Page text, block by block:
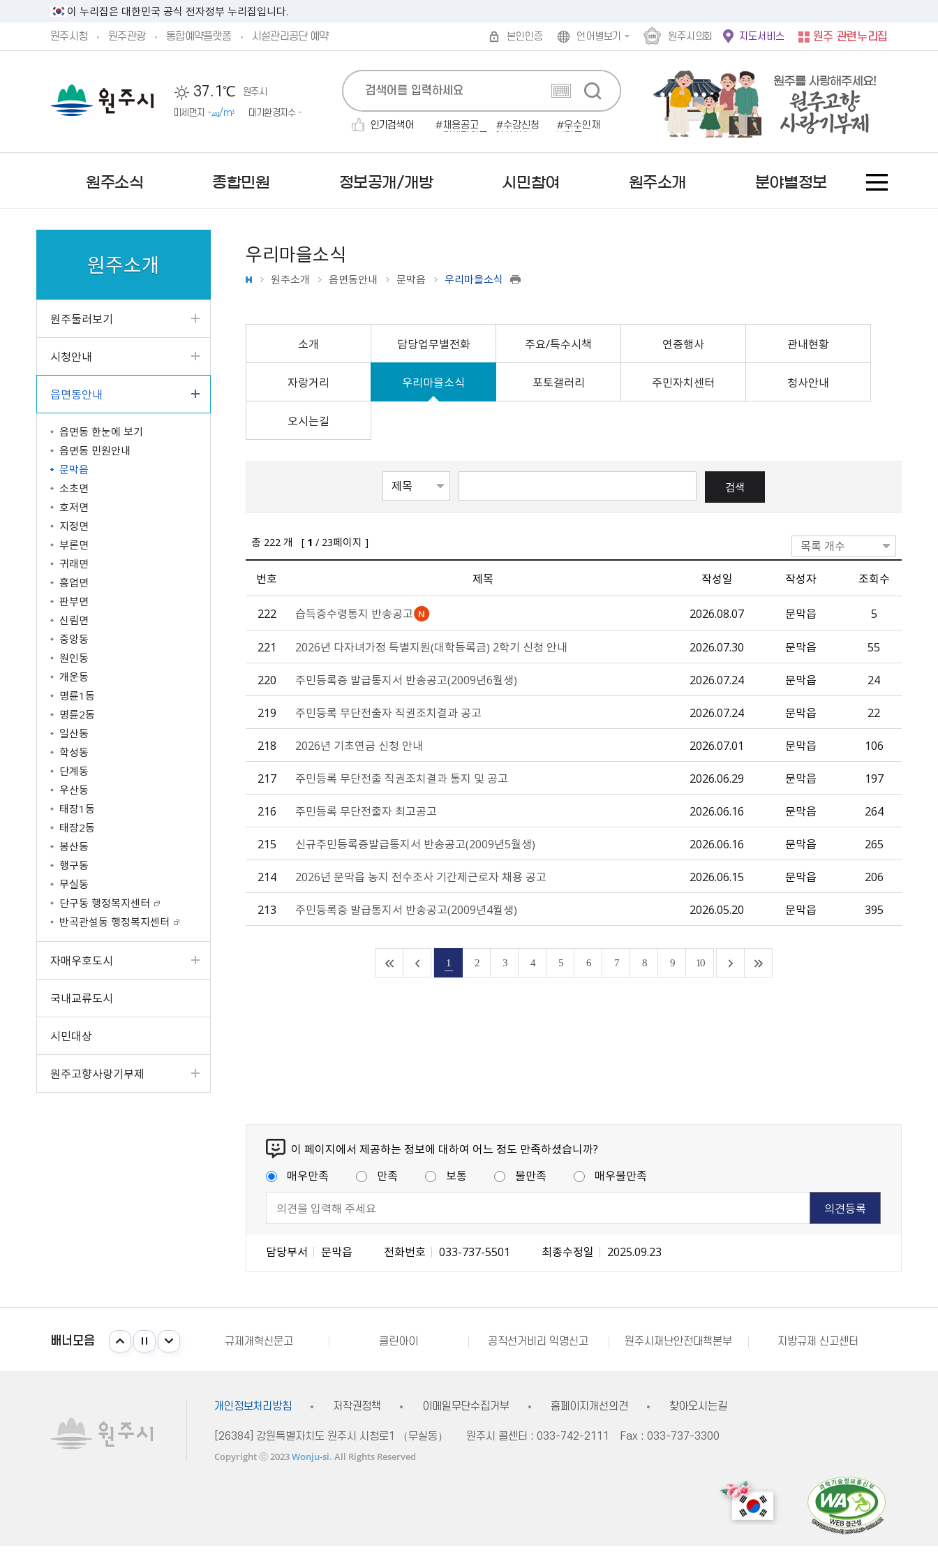
이 누리집은 대한민국 공식 전자정부 누리집입니다.
원주시청 원주관광 통합예약플랫폼 시설관리공단 예약 본인인증 언어별보기 원주시의회 지도서비스 원주 관련누리집
37.1℃
원주시
미세먼지 -㎍/m³ 대기환경지수 -
인기검색어 채용공고 수강신청
우수인재
원주소식
문화행사
읍면동 소식
반상회 소식지
공동주택 알림방
타기관 소식
원주시 공고
원주시 고시
분묘개장공고
공공기관 공고
타기관 공고/고시
보도자료
정례브리핑
시험계획 공고
최종합격자 및 임용등록 공
2022. 3.31. 이전 공고
원주시시보
종합민원
단구‧반곡관설 행정복지센
터
구술·전화 민원
사전심사청구제
문서24 안내
민원콜센터
행정정보공동이용 안내
민원조정위원회
민원상담 신청
무인민원발급
어디서나민원발급
민원편람/서식
2025 원주시 민원편람
2026 원주시 민원편람
여권의교부
외교부 여권안내
외교부 비자안내
여권접수 온라인 사전예약
마을세무사
AX)
납세자보호관제도
지방세 상담챗봇
자동차과태료납부（We
운영성과
정보공개/개방
시장직 인수위원회 활동보
고서
업무계획
주요성과
일반현황
인사발령/교류신청
조직운영정보
시정평가
인구현황/통계연보
행정심판 결과
행정서비스헌장
예산서 공개
예산안 공개
성인지예산서
결산현황
세입세출현황공개
지방재정공시
중기지방재정계획
기금운용계획
재정용어사전
발주계획
개찰공고
계약현황 공개
수의계약 현황공개
하도급계약현황
준공검사
감사결과/반부패청렴시책
공무국외출장보고서
공청회 개최결과
주요투자사업 추진결과
공용차량 운영현황
민간위탁평가결과
원문정보공개
정보목록공개
개인정보 이용·제3자제공
민원처리/행정처분
정부24
정책실명제
공공저작물 이용안내
공공저작물 자료실
공공데이터
공공데이터제공안내
시민참여
제안하기
공개제안
나의제안
우수제안사례
국민생각함
주민참여 예산 안내
제안하기
제안하기(2022년 4월 30
일 이전)
규제개혁안내
규제입증요청
부패·공익신고
소극행정신고센터
신고포상금
안전신문고
예산낭비신고
지방보조금 부정수급 신고
신고
설문조사
적극행정 우수사례
톡신청
원주시 청소년 꿈이룸 바우
처 가맹점 모집
외국어 검사기
원주소개
원주의 상징
원주의 인물
원주시 기본계획
혁신도시 공공청사
기구 및 조직
업무별 전화번호
찾아오시는길
읍면동 한눈에 보기
지정면
중앙동
원인동
개운동
일산동
태장2동
행구동
반곡관설동 행정복지센
터
미국 로아노크
중국 허페이
중국 옌타이
일본 이치카와
일본 히가시마츠야마
일본 미노
성남시
강남구
서울 서대문구
경기 김포시
후보자 공적 의견접수
원주고향사랑기부제
공지사항
명예의전당
기부금현황
답례품 현황
답례품 추천
분야별정보
원주소개
원주둘러보기
시청안내
읍면동안내
읍면동 한눈에 보기
읍면동 민원안내
문막읍
소초면
호저면
지정면
부론면
귀래면
흥업면
판부면
신림면
중앙동
원인동
개운동
명륜1동
명륜2동
일산동
학성동
단계동
우산동
태장1동
태장2동
봉산동
행구동
무실동
단구동 행정복지센터
반곡관설동 행정복지센터
자매우호도시
국내교류도시
시민대상
원주고향사랑기부제
우리마을소식
원주소개 읍면동안내 문막읍 우리마을소식
소개 담당업무별전화 주요/특수시책 연중행사 관내현황
자랑거리 우리마을소식 포토갤러리 주민자치센터 청사안내
오시는길
총 222개 [ 1 / 23페이지 ]
목록 개수
번호
제목 작성일 작성자 조회수
222 습득증수령통지 반송공고 2026.08.07 문막읍
5
221
2026년 다자녀가정 특별지원（대학등록금） 2학기 신청 안내 2026.07.30 문막읍
55
220
주민등록증 발급통지서 반송공고（2009년6월생） 2026.07.24 문막읍
24
219
주민등록 무단전출자 직권조치결과 공고 2026.07.24 문막읍
22
218
2026년 기초연금 신청 안내 2026.07.01 문막읍
106
217
주민등록 무단전출 직권조치결과 통지 및 공고 2026.06.29 문막읍
197
216
주민등록 무단전출자 최고공고 2026.06.16 문막읍
264
215
신규주민등록증발급통지서 반송공고（2009년5월생） 2026.06.16 문막읍
265
214
2026년 문막읍 농지 전수조사 기간제근로자 채용 공고 2026.06.15 문막읍
206
213
주민등록증 발급통지서 반송공고（2009년4월생） 2026.05.20 문막읍 395
1 2 3 4 5 6 7 8 9 10
이 페이지에서 제공하는 정보에 대하여 어느 정도 만족하셨습니까?
매우만족
만족 보통 불만족 매우불만족
담당부서 문막읍 전화번호 033-737-5501 최종수정일 2025.09.23
배너모음
강원일자리정보망
강원자비스 소비자24 강원창조경제혁신센터
국민재난안전포털
규제개혁신문고
클린아이 공직선거비리 익명신고 원주시재난안전대책본부
지방규제 신고센터
개인정보처리방침
저작권정책 이메일무단수집거부 홈페이지개선의견 찾아오시는길
[26384] 강원특별자치도 원주시 시청로1 （무실동） 원주시 콜센터 : 033-742-2111 Fax : 033-737-3300
Copyright ⓒ 2023Wonju-si. All Rights Reserved